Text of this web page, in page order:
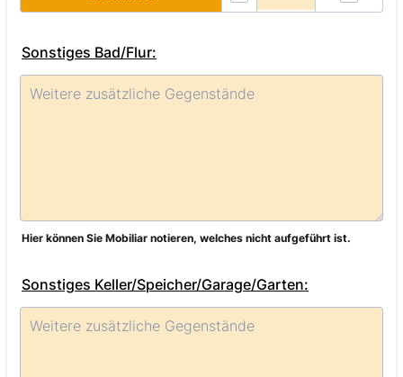
Sonstiges Bad/Flur:
Hier können Sie Mobiliar notieren, welches nicht aufgeführt ist.
Sonstiges Keller/Speicher/Garage/Garten: